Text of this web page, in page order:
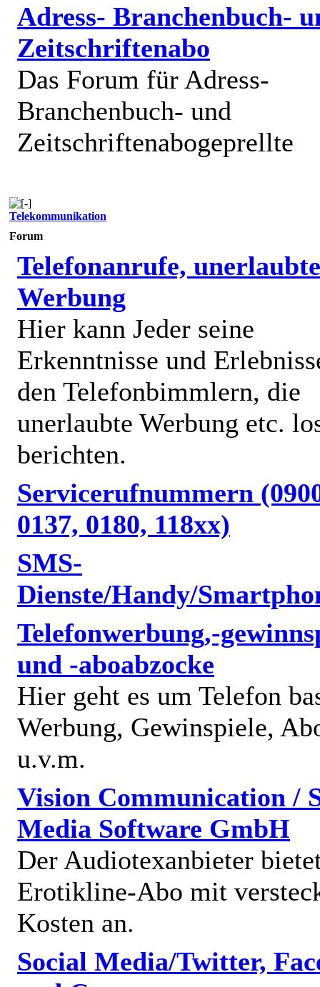
Adress- Branchenbuch-
Zeitschriftenabo
Das Forum für Adress-
Branchenbuch- und
Zeitschriftenabogeprellte
Telekommunikation
Forum
Telefonanrufe, unerlaubte
Werbung
Hier kann Jeder seine
Erkenntnisse und
den Telefonbimmlern, die
unerlaubte Werbung etc.
berichten.
Servicerufnummern
0137, 0180, 118xx)
SMS-
Dienste/Handy/
Telefonwerbung,-
und -aboabzocke
Hier geht es um Telefon
Werbung, Gewinspiele,
u.v.m.
Vision Communication /
Media Software GmbH
Der Audiotexanbieter
Erotikline-Abo mit
Kosten an.
Social Media/Twitter,